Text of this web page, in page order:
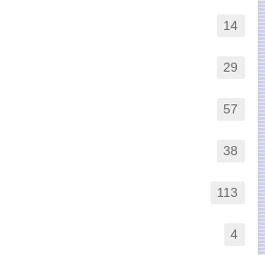
14
29
57
38
113
4